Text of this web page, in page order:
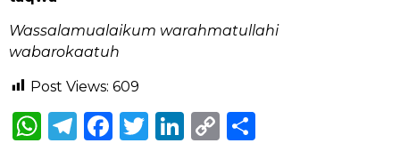
Wassalamualaikum warahmatullahi
wabarokaatuh
Post Views: 609
WhatsApp
Telegram
Facebook
Twitter
LinkedIn
Copy